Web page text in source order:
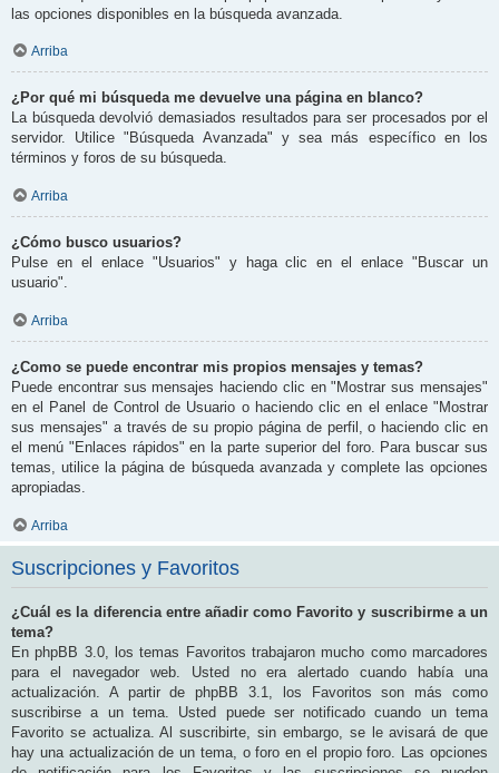
las opciones disponibles en la búsqueda avanzada.
Arriba
¿Por qué mi búsqueda me devuelve una página en blanco?
La búsqueda devolvió demasiados resultados para ser procesados por el
servidor. Utilice "Búsqueda Avanzada" y sea más específico en los
términos y foros de su búsqueda.
Arriba
¿Cómo busco usuarios?
Pulse en el enlace "Usuarios" y haga clic en el enlace "Buscar un
usuario".
Arriba
¿Como se puede encontrar mis propios mensajes y temas?
Puede encontrar sus mensajes haciendo clic en "Mostrar sus mensajes"
en el Panel de Control de Usuario o haciendo clic en el enlace "Mostrar
sus mensajes" a través de su propio página de perfil, o haciendo clic en
el menú "Enlaces rápidos" en la parte superior del foro. Para buscar sus
temas, utilice la página de búsqueda avanzada y complete las opciones
apropiadas.
Arriba
Suscripciones y Favoritos
¿Cuál es la diferencia entre añadir como Favorito y suscribirme a un
tema?
En phpBB 3.0, los temas Favoritos trabajaron mucho como marcadores
para el navegador web. Usted no era alertado cuando había una
actualización. A partir de phpBB 3.1, los Favoritos son más como
suscribirse a un tema. Usted puede ser notificado cuando un tema
Favorito se actualiza. Al suscribirte, sin embargo, se le avisará de que
hay una actualización de un tema, o foro en el propio foro. Las opciones